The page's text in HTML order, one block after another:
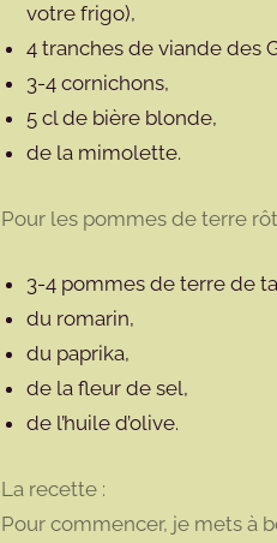
votre frigo),
4 tranches de viande des
3-4 cornichons,
5 cl de bière blonde,
de la mimolette.
Pour les pommes de terre
3-4 pommes de terre de
du romarin,
du paprika,
de la fleur de sel,
de l’huile d’olive.
La recette :
Pour commencer, je mets à